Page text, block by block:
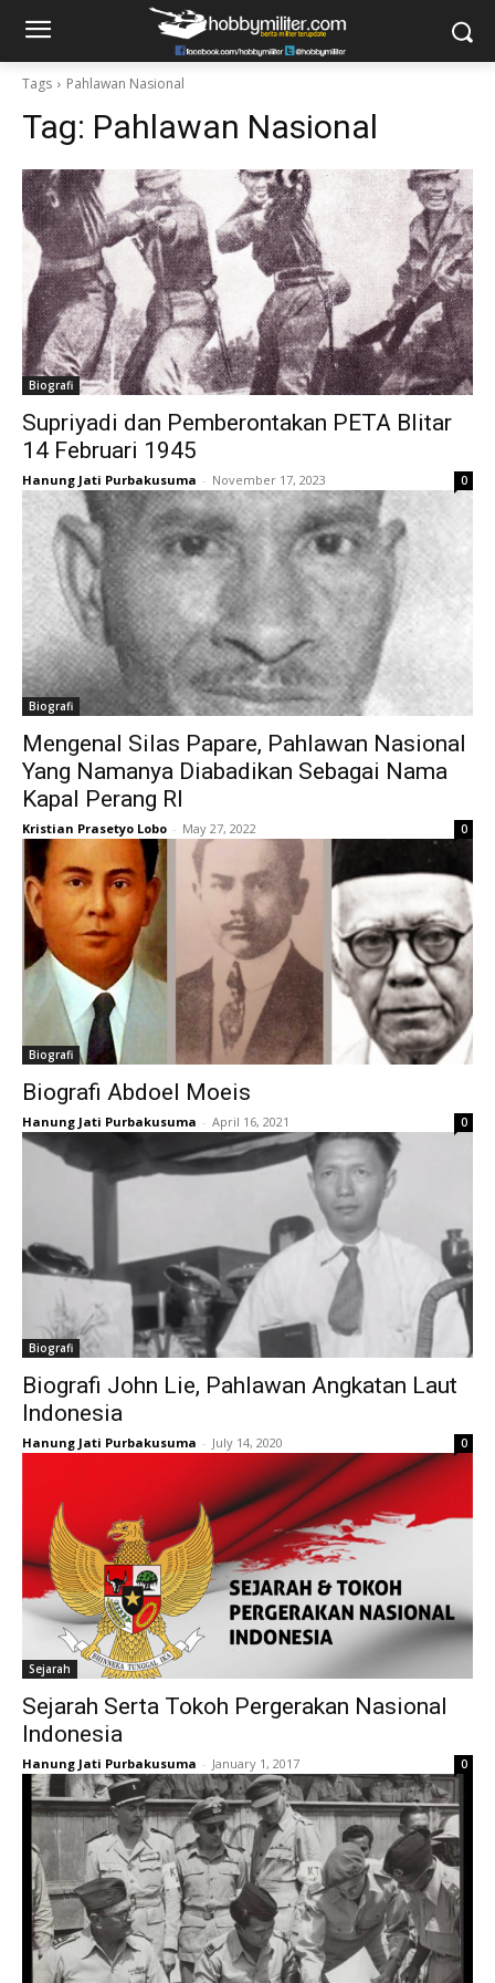
Tags Pahlawan Nasional
Tag: Pahlawan Nasional
Biografi
Supriyadi dan Pemberontakan PETA Blitar
14 Februari 1945
Hanung Jati Purbakusuma - November 17, 2023 0
Biografi
Mengenal Silas Papare, Pahlawan Nasional
Yang Namanya Diabadikan Sebagai Nama
Kapal Perang RI
Kristian Prasetyo Lobo - May 27, 2022 0
Biografi
Biografi Abdoel Moeis
Hanung Jati Purbakusuma - April 16, 2021 0
Biografi
Biografi John Lie, Pahlawan Angkatan Laut
Indonesia
Hanung Jati Purbakusuma - July 14, 2020 0
Sejarah
Sejarah Serta Tokoh Pergerakan Nasional
Indonesia
Hanung Jati Purbakusuma - January 1, 2017 0